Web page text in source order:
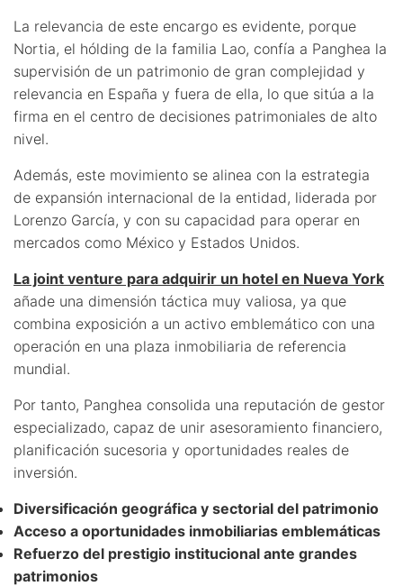
La relevancia de este encargo es evidente, porque
Nortia, el hólding de la familia Lao, confía a Panghea la
supervisión de un patrimonio de gran complejidad y
relevancia en España y fuera de ella, lo que sitúa a la
firma en el centro de decisiones patrimoniales de alto
nivel.
Además, este movimiento se alinea con la estrategia
de expansión internacional de la entidad, liderada por
Lorenzo García, y con su capacidad para operar en
mercados como México y Estados Unidos.
La joint venture para adquirir un hotel en Nueva York
añade una dimensión táctica muy valiosa, ya que
combina exposición a un activo emblemático con una
operación en una plaza inmobiliaria de referencia
mundial.
Por tanto, Panghea consolida una reputación de gestor
especializado, capaz de unir asesoramiento financiero,
planificación sucesoria y oportunidades reales de
inversión.
Diversificación geográfica y sectorial del patrimonio
Acceso a oportunidades inmobiliarias emblemáticas
Refuerzo del prestigio institucional ante grandes
patrimonios